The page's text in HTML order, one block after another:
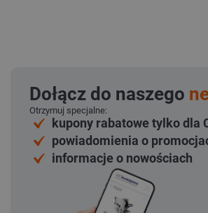
Dołącz do naszego
Otrzymuj specjalne:
kupony rabatowe tylko dla
powiadomienia o
informacje o nowościach